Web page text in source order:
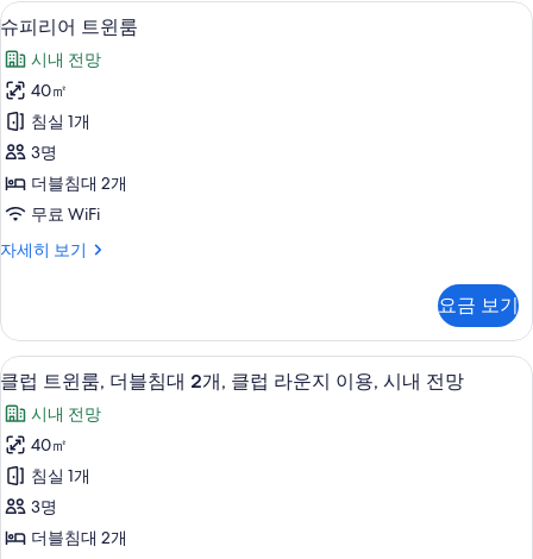
개,
클
럽
라
운
지
이
용,
전
망
사
진
모
두
보
사
이
즈
침
대
개,
클
럽
라
지
시
내
전
망
자
세
히
보
기
슈
피
리
어
트
윈
룸
진
두
보
기
고급 침구, 오리/거위털 이불, 객실 내
15
슈피리어 트윈룸
시내 전망
40㎡
침실 1개
3명
더블침대 2개
무료 WiFi
자세히 보기
슈
트
윈
룸
세
히
보
기
요금 보기
클
럽
트
윈
룸,
더
고급 침구, 오리/거위털 이불, 객실 내
18
클럽 트윈룸, 더블침대 2개, 클럽 라운지 이용, 시내 전망
시내 전망
40㎡
침실 1개
3명
더블침대 2개